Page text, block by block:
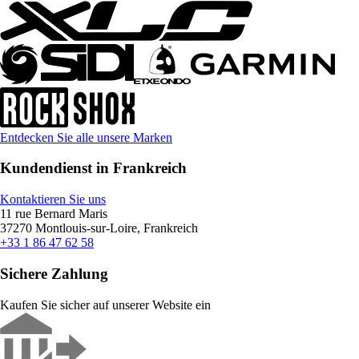
Entdecken Sie alle unsere Marken
Kundendienst in Frankreich
Kontaktieren Sie uns
11 rue Bernard Maris
37270 Montlouis-sur-Loire, Frankreich
+33 1 86 47 62 58
Sichere Zahlung
Kaufen Sie sicher auf unserer Website ein